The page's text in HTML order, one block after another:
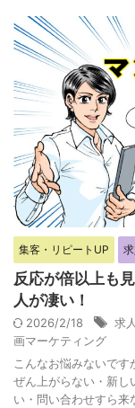
集客・リピートUP
反応が倍以上も
人が凄い！
2026/2/18 求人
画マーケティング
こんなお悩みないで
ぜん上がらない・新し
い・問い合わせすら